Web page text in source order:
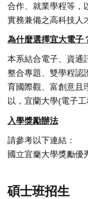
合作、就業學程等，
實務兼備之高科技人
為什麼選擇宜大電子
本系結合電子、資通
整合專題、 雙學程認
育國際觀、 富創意且
以，宜蘭大學(電子工
入學獎勵辦法
請參考以下連結：
國立宜蘭大學獎勵優
碩士班招生